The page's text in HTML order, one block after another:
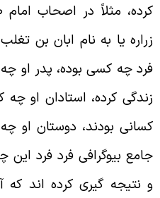
مثلاً در اصحاب امام
یا به نام ابان بن
چه کسی بوده، پدر او چه
کرده، استادان او چه
بودند، دوستان او چه
بیوگرافی فرد فرد این
نتیجه گیری کرده اند که